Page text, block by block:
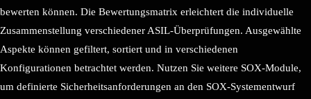
bewerten können. Die Bewertungsmatrix erleichtert die individuelle
Zusammenstellung verschiedener ASIL-Überprüfungen. Ausgewählte
Aspekte können gefiltert, sortiert und in verschiedenen
Konfigurationen betrachtet werden. Nutzen Sie weitere SOX-Module,
um definierte Sicherheitsanforderungen an den SOX-Systementwurf